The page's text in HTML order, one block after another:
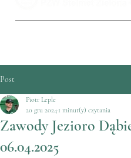
Post
Zawody Jezioro
06.04.2025
Piotr Leple
20 gru 2024 1 minut(y) czytania